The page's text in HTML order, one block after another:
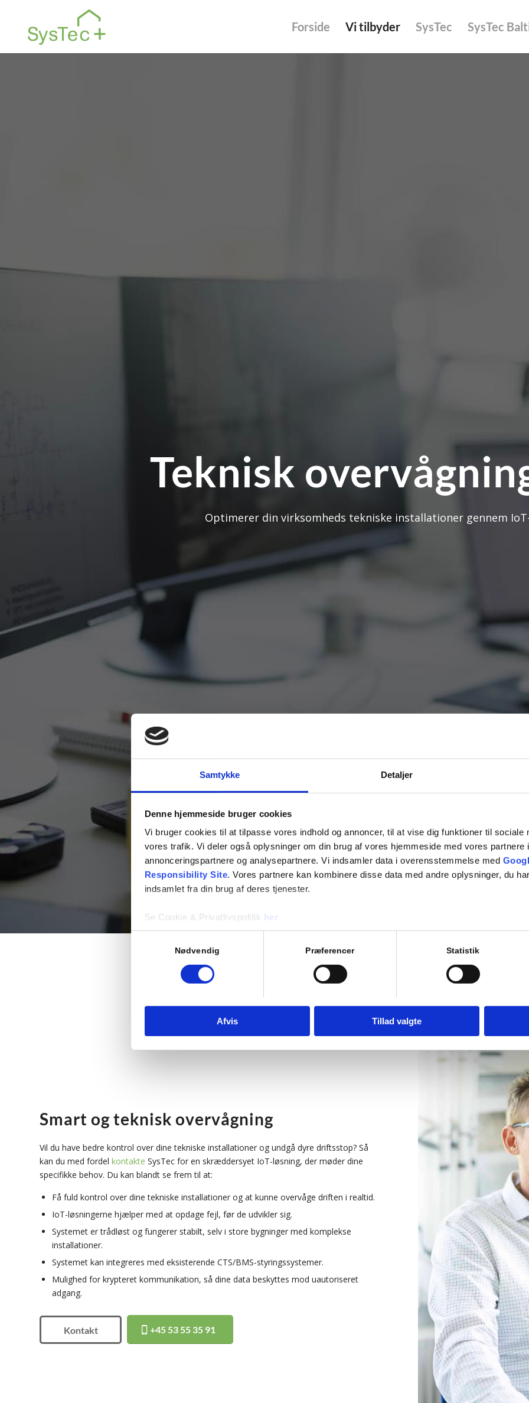
Samtykke Detaljer
Denne hjemmeside bruger cookies
Vi bruger cookies til at tilpasse vores indhold og annoncer, til at vise dig funktioner til sociale
vores trafik. Vi deler også oplysninger om din brug af vores hjemmeside med vores partnere
annonceringspartnere og analysepartnere. Vi indsamler data i overensstemmelse med
Responsibility Site. Vores partnere kan kombinere disse data med andre oplysninger, du
indsamlet fra din brug af deres tjenester.
Se Cookie & Privatlivspolitik her
Nødvendig Præferencer Statistik
Afvis Tillad valgte
Forside Vi tilbyder SysTec SysTec
Teknisk
Optimerer din virksomheds tekniske installationer gennem
Smart og teknisk overvågning
Vil du have bedre kontrol over dine tekniske installationer og undgå dyre driftsstop? Så
kan du med fordelkontakte SysTec for en skræddersyet IoT-løsning, der møder dine
specifikke behov. Du kan blandt se frem til at:
Få fuld kontrol over dine tekniske installationer og at kunne overvåge driften i realtid.
IoT-løsningerne hjælper med at opdage fejl, før de udvikler sig.
Systemet er trådløst og fungerer stabilt, selv i store bygninger med komplekse
installationer.
Systemet kan integreres med eksisterende CTS/BMS-styringssystemer.
Mulighed for krypteret kommunikation, så dine data beskyttes mod uautoriseret
adgang.
Kontakt +45 53 55 35 91